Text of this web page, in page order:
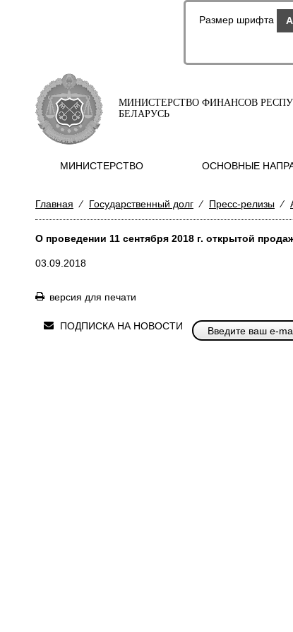
Размер шрифта A
МИНИСТЕРСТВО ФИНАНСОВ
БЕЛАРУСЬ
МИНИСТЕРСТВО ОСНОВНЫЕ
Главная ⁄ Государственный долг ⁄ Пресс-релизы ⁄
О проведении 11 сентября 2018 г. открытой
03.09.2018
версия для печати
ПОДПИСКА НА НОВОСТИ